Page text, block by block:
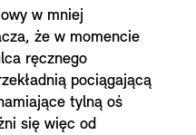
w mniej
że w momencie
ręcznego
pociągającą
tylną oś
się więc od